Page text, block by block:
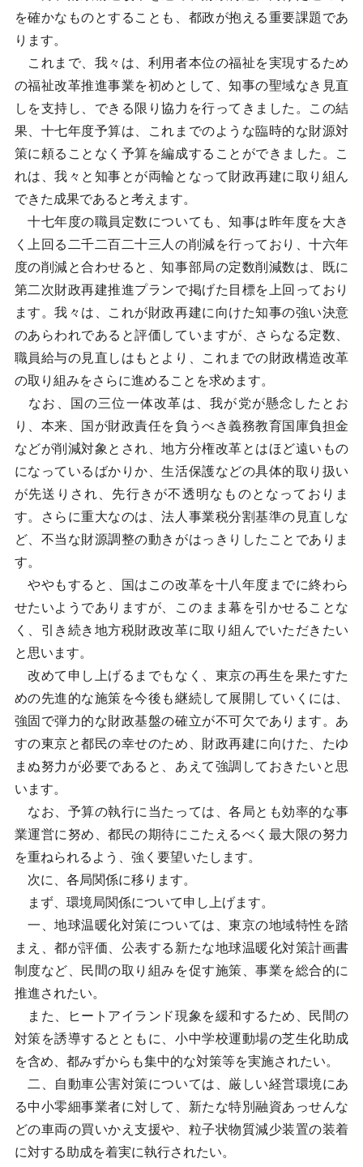
を確かなものとすることも、都政が抱える重要課題であ
ります。
これまで、我々は、利用者本位の福祉を実現するため
の福祉改革推進事業を初めとして、知事の聖域なき見直
しを支持し、できる限り協力を行ってきました。この結
果、十七年度予算は、これまでのような臨時的な財源対
策に頼ることなく予算を編成することができました。こ
れは、我々と知事とが両輪となって財政再建に取り組ん
できた成果であると考えます。
十七年度の職員定数についても、知事は昨年度を大き
く上回る二千二百二十三人の削減を行っており、十六年
度の削減と合わせると、知事部局の定数削減数は、既に
第二次財政再建推進プランで掲げた目標を上回っており
ます。我々は、これが財政再建に向けた知事の強い決意
のあらわれであると評価していますが、さらなる定数、
職員給与の見直しはもとより、これまでの財政構造改革
の取り組みをさらに進めることを求めます。
なお、国の三位一体改革は、我が党が懸念したとお
り、本来、国が財政責任を負うべき義務教育国庫負担金
などが削減対象とされ、地方分権改革とはほど遠いもの
になっているばかりか、生活保護などの具体的取り扱い
が先送りされ、先行きが不透明なものとなっておりま
す。さらに重大なのは、法人事業税分割基準の見直しな
ど、不当な財源調整の動きがはっきりしたことでありま
す。
ややもすると、国はこの改革を十八年度までに終わら
せたいようでありますが、このまま幕を引かせることな
く、引き続き地方税財政改革に取り組んでいただきたい
と思います。
改めて申し上げるまでもなく、東京の再生を果たすた
めの先進的な施策を今後も継続して展開していくには、
強固で弾力的な財政基盤の確立が不可欠であります。あ
すの東京と都民の幸せのため、財政再建に向けた、たゆ
まぬ努力が必要であると、あえて強調しておきたいと思
います。
なお、予算の執行に当たっては、各局とも効率的な事
業運営に努め、都民の期待にこたえるべく最大限の努力
を重ねられるよう、強く要望いたします。
次に、各局関係に移ります。
まず、環境局関係について申し上げます。
一、地球温暖化対策については、東京の地域特性を踏
まえ、都が評価、公表する新たな地球温暖化対策計画書
制度など、民間の取り組みを促す施策、事業を総合的に
推進されたい。
また、ヒートアイランド現象を緩和するため、民間の
対策を誘導するとともに、小中学校運動場の芝生化助成
を含め、都みずからも集中的な対策等を実施されたい。
二、自動車公害対策については、厳しい経営環境にあ
る中小零細事業者に対して、新たな特別融資あっせんな
どの車両の買いかえ支援や、粒子状物質減少装置の装着
に対する助成を着実に執行されたい。